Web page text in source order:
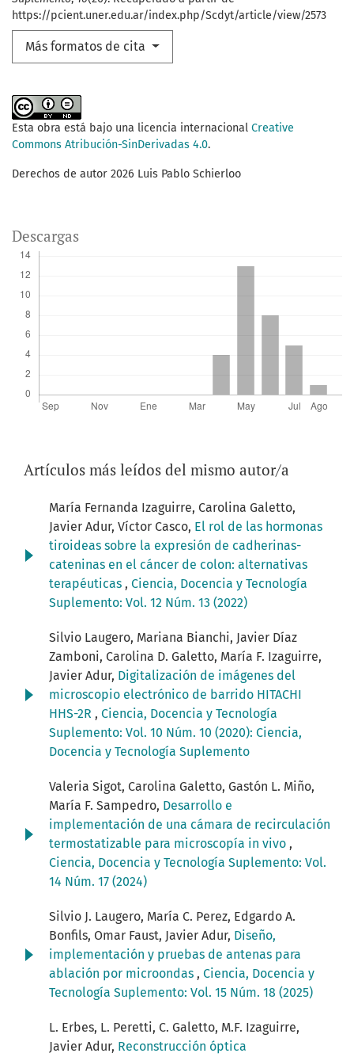
https://pcient.uner.edu.ar/index.php/Scdyt/article/view/2573
Más formatos de cita
Esta obra está bajo una licencia internacional Creative
Commons Atribución-SinDerivadas 4.0.
Derechos de autor 2026 Luis Pablo Schierloo
Descargas
Artículos más leídos del mismo autor/a
María Fernanda Izaguirre, Carolina Galetto,
Javier Adur, Víctor Casco, El rol de las hormonas
tiroideas sobre la expresión de cadherinas-
cateninas en el cáncer de colon: alternativas
terapéuticas , Ciencia, Docencia y Tecnología
Suplemento: Vol. 12 Núm. 13 (2022)
Silvio Laugero, Mariana Bianchi, Javier Díaz
Zamboni, Carolina D. Galetto, María F. Izaguirre,
Javier Adur, Digitalización de imágenes del
microscopio electrónico de barrido HITACHI
HHS-2R , Ciencia, Docencia y Tecnología
Suplemento: Vol. 10 Núm. 10 (2020): Ciencia,
Docencia y Tecnología Suplemento
Valeria Sigot, Carolina Galetto, Gastón L. Miño,
María F. Sampedro, Desarrollo e
implementación de una cámara de recirculación
termostatizable para microscopía in vivo ,
Ciencia, Docencia y Tecnología Suplemento: Vol.
14 Núm. 17 (2024)
Silvio J. Laugero, María C. Perez, Edgardo A.
Bonfils, Omar Faust, Javier Adur, Diseño,
implementación y pruebas de antenas para
ablación por microondas , Ciencia, Docencia y
Tecnología Suplemento: Vol. 15 Núm. 18 (2025)
L. Erbes, L. Peretti, C. Galetto, M.F. Izaguirre,
Javier Adur, Reconstrucción óptica